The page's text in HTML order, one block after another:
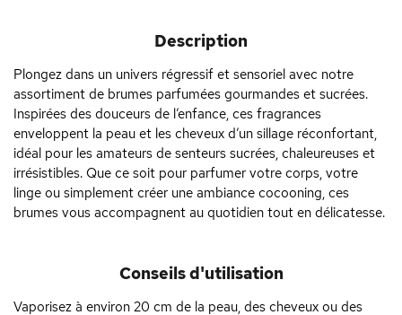
Description
Plongez dans un univers régressif et sensoriel avec notre
assortiment de brumes parfumées gourmandes et sucrées.
Inspirées des douceurs de l’enfance, ces fragrances
enveloppent la peau et les cheveux d’un sillage réconfortant,
idéal pour les amateurs de senteurs sucrées, chaleureuses et
irrésistibles. Que ce soit pour parfumer votre corps, votre
linge ou simplement créer une ambiance cocooning, ces
brumes vous accompagnent au quotidien tout en délicatesse.
Conseils d'utilisation
Vaporisez à environ 20 cm de la peau, des cheveux ou des